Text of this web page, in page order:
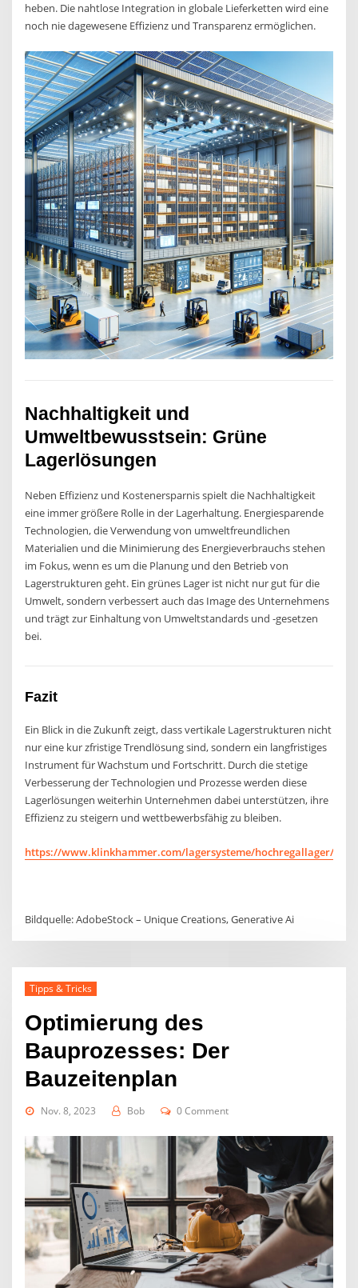
heben. Die nahtlose Integration in globale Lieferketten wird eine
noch nie dagewesene Effizienz und Transparenz ermöglichen.
Nachhaltigkeit und
Umweltbewusstsein: Grüne
Lagerlösungen
Neben Effizienz und Kostenersparnis spielt die Nachhaltigkeit
eine immer größere Rolle in der Lagerhaltung. Energiesparende
Technologien, die Verwendung von umweltfreundlichen
Materialien und die Minimierung des Energieverbrauchs stehen
im Fokus, wenn es um die Planung und den Betrieb von
Lagerstrukturen geht. Ein grünes Lager ist nicht nur gut für die
Umwelt, sondern verbessert auch das Image des Unternehmens
und trägt zur Einhaltung von Umweltstandards und -gesetzen
bei.
Fazit
Ein Blick in die Zukunft zeigt, dass vertikale Lagerstrukturen nicht
nur eine kur zfristige Trendlösung sind, sondern ein langfristiges
Instrument für Wachstum und Fortschritt. Durch die stetige
Verbesserung der Technologien und Prozesse werden diese
Lagerlösungen weiterhin Unternehmen dabei unterstützen, ihre
Effizienz zu steigern und wettbewerbsfähig zu bleiben.
https://www.klinkhammer.com/lagersysteme/hochregallager/
Bildquelle: AdobeStock – Unique Creations, Generative Ai
Tipps & Tricks
Optimierung des
Bauprozesses: Der
Bauzeitenplan
Nov. 8, 2023 Bob 0 Comment